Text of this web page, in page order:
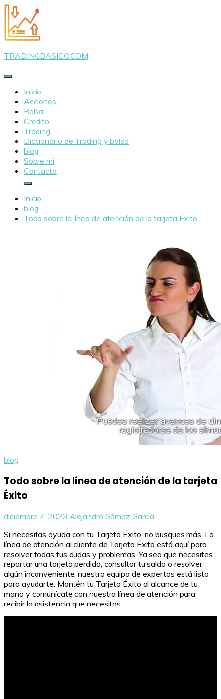
Saltar
al
contenido
TRADINGBASICO.COM
Inicio
Acciones
Bolsa
Credito
Trading
Diccionario de Trading y bolsa
blog
Sobre mi
Contacto
Inicio
blog
Todo sobre la línea de atención de la tarjeta Éxito
blog
Todo sobre la línea de atención de la tarjeta
Éxito
diciembre 7, 2023 Alejandro Gómez García
Si necesitas ayuda con tu Tarjeta Éxito, no busques más. La
línea de atención al cliente de Tarjeta Éxito está aquí para
resolver todas tus dudas y problemas. Ya sea que necesites
reportar una tarjeta perdida, consultar tu saldo o resolver
algún inconveniente, nuestro equipo de expertos está listo
para ayudarte. Mantén tu Tarjeta Éxito al alcance de tu
mano y comunícate con nuestra línea de atención para
recibir la asistencia que necesitas.